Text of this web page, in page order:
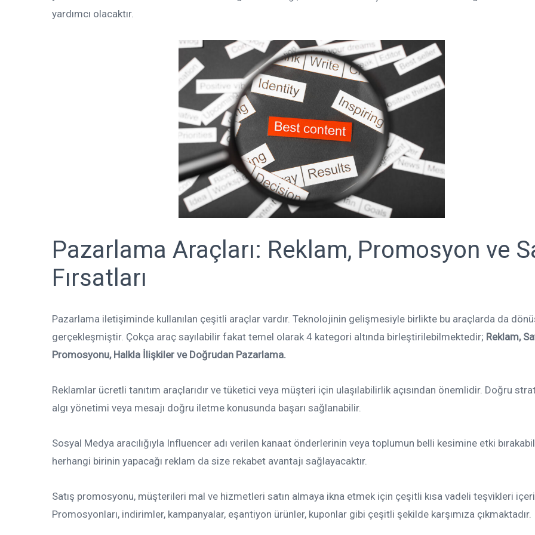
yardımcı olacaktır.
Pazarlama Araçları: Reklam, Promosyon ve
Fırsatları
Pazarlama iletişiminde kullanılan çeşitli araçlar vardır. Teknolojinin gelişmesiyle birlikte bu araçlarda da
gerçekleşmiştir. Çokça araç sayılabilir fakat temel olarak 4 kategori altında birleştirilebilmektedir; Reklam,
Promosyonu, Halkla İlişkiler ve Doğrudan Pazarlama.
Reklamlar ücretli tanıtım araçlarıdır ve tüketici veya müşteri için ulaşılabilirlik açısından önemlidir. Doğru
algı yönetimi veya mesajı doğru iletme konusunda başarı sağlanabilir.
Sosyal Medya aracılığıyla Influencer adı verilen kanaat önderlerinin veya toplumun belli kesimine etki
herhangi birinin yapacağı reklam da size rekabet avantajı sağlayacaktır.
Satış promosyonu, müşterileri mal ve hizmetleri satın almaya ikna etmek için çeşitli kısa vadeli teşvikleri
Promosyonları, indirimler, kampanyalar, eşantiyon ürünler, kuponlar gibi çeşitli şekilde karşımıza çıkmaktadır.